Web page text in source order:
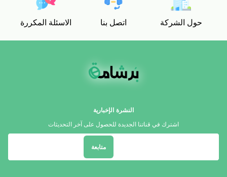
حول الشركة اتصل بنا الاسئلة المكررة
النشرة الإخبارية
اشترك في قناتنا الجديدة للحصول على آخر التحديثات
متابعة